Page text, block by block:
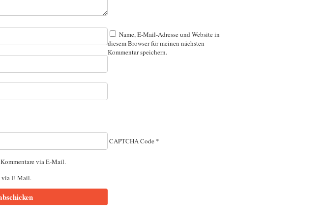
Name, E-Mail-Adresse und Website in
diesem Browser für meinen nächsten
Kommentar speichern.
CAPTCHA Code *
via E-Mail.
via E-Mail.